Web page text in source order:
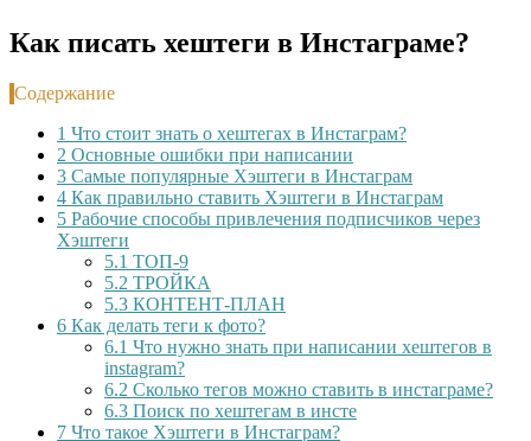
Как писать хештеги в Инстаграме?
Содержание
1 Что стоит знать о хештегах в Инстаграм?
2 Основные ошибки при написании
3 Самые популярные Хэштеги в Инстаграм
4 Как правильно ставить Хэштеги в Инстаграм
5 Рабочие способы привлечения подписчиков через
Хэштеги
5.1 ТОП-9
5.2 ТРОЙКА
5.3 КОНТЕНТ-ПЛАН
6 Как делать теги к фото?
6.1 Что нужно знать при написании хештегов в
instagram?
6.2 Сколько тегов можно ставить в инстаграме?
6.3 Поиск по хештегам в инсте
7 Что такое Хэштеги в Инстаграм?